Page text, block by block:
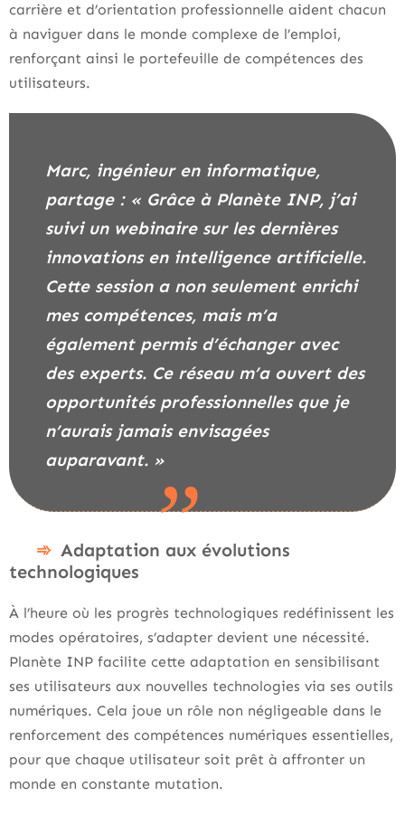
carrière et d’orientation professionnelle aident chacun
à naviguer dans le monde complexe de l’emploi,
renforçant ainsi le portefeuille de compétences des
utilisateurs.
Marc, ingénieur en informatique,
partage : « Grâce à Planète INP, j’ai
suivi un webinaire sur les dernières
innovations en intelligence artificielle.
Cette session a non seulement enrichi
mes compétences, mais m’a
également permis d’échanger avec
des experts. Ce réseau m’a ouvert des
opportunités professionnelles que je
n’aurais jamais envisagées
auparavant. »
Adaptation aux évolutions
technologiques
À l’heure où les progrès technologiques redéfinissent les
modes opératoires, s’adapter devient une nécessité.
Planète INP facilite cette adaptation en sensibilisant
ses utilisateurs aux nouvelles technologies via ses outils
numériques. Cela joue un rôle non négligeable dans le
renforcement des compétences numériques essentielles,
pour que chaque utilisateur soit prêt à affronter un
monde en constante mutation.